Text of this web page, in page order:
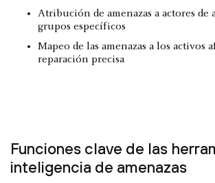
Atribución de amenazas a actores de
grupos específicos
Mapeo de las amenazas a los activos
reparación precisa
Funciones clave de las
inteligencia de amenazas